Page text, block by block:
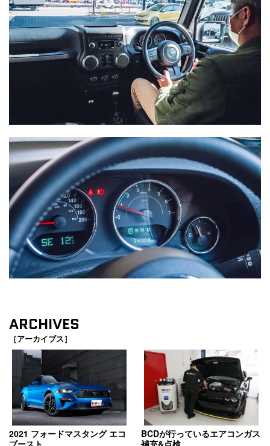
ARCHIVES
［アーカイブス］
2021 フォードマスタング エコ
ブースト
BCDが行っているエアコンガス
補充&点検